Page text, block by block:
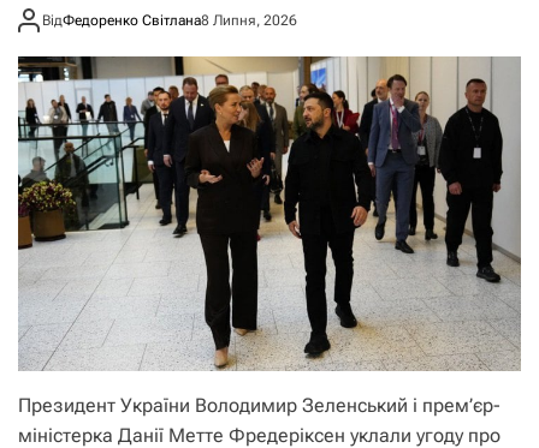
ВідФедоренко Світлана8 Липня, 2026
Президент України Володимир Зеленський і прем’єр-
міністерка Данії Метте Фредеріксен уклали угоду про